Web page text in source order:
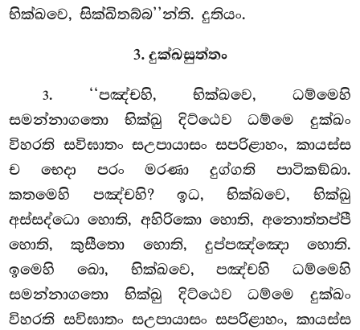
භික්ඛවෙ, සික්ඛිතබ්බ’’න්ති. දුතියං.
3. දුක්ඛසුත්තං
3. ‘‘පඤ්චහි, භික්ඛවෙ, ධම්මෙහි
සමන්නාගතො භික්ඛු දිට්ඨෙව ධම්මෙ දුක්ඛං
විහරති සවිඝාතං සඋපායාසං සපරිළාහං, කායස්ස
ච භෙදා පරං මරණාදුග්ගති පාටිකඞ්ඛා.
කතමෙහි පඤ්චහි? ඉධ, භික්ඛවෙ, භික්ඛු
අස්සද්ධො හොති, අහිරිකො හොති, අනොත්තප්පී
හොති, කුසීතො හොති, දුප්පඤ්ඤො හොති.
ඉමෙහි ඛො, භික්ඛවෙ, පඤ්චහි ධම්මෙහි
සමන්නාගතො භික්ඛු දිට්ඨෙව ධම්මෙ දුක්ඛං
විහරති සවිඝාතං සඋපායාසං සපරිළාහං, කායස්ස